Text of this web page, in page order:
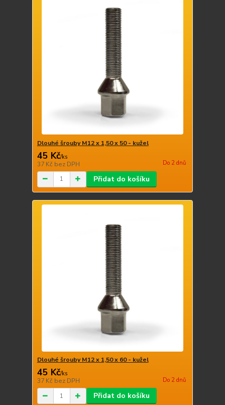
Dlouhé šrouby M12 x 1,50 x 50 - kužel
45 Kč/ks
37 Kč bez DPH Do 2 dnů
Přidat do košíku
Dlouhé šrouby M12 x 1,50 x 60 - kužel
45 Kč/ks
37 Kč bez DPH Do 2 dnů
Přidat do košíku